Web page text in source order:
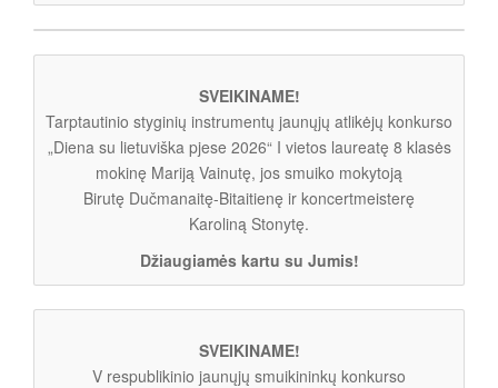
SVEIKINAME!
Tarptautinio styginių instrumentų jaunųjų atlikėjų konkurso
„Diena su lietuviška pjese 2026“ I vietos laureatę 8 klasės
mokinę Mariją Vainutę, jos smuiko mokytoją
Birutę Dučmanaitę-Bitaitienę ir koncertmeisterę
Karoliną Stonytę.
Džiaugiamės kartu su Jumis!
SVEIKINAME!
V respublikinio jaunųjų smuikininkų konkurso